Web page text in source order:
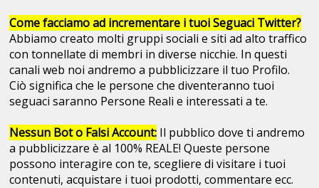
Come facciamo ad incrementare i tuoi Seguaci Twitter?
Abbiamo creato molti gruppi sociali e siti ad alto traffico
con tonnellate di membri in diverse nicchie. In questi
canali web noi andremo a pubblicizzare il tuo Profilo.
Ciò significa che le persone che diventeranno tuoi
seguaci saranno Persone Reali e interessati a te.
Nessun Bot o Falsi Account: Il pubblico dove ti andremo
a pubblicizzare è al 100% REALE! Queste persone
possono interagire con te, scegliere di visitare i tuoi
contenuti, acquistare i tuoi prodotti, commentare ecc.